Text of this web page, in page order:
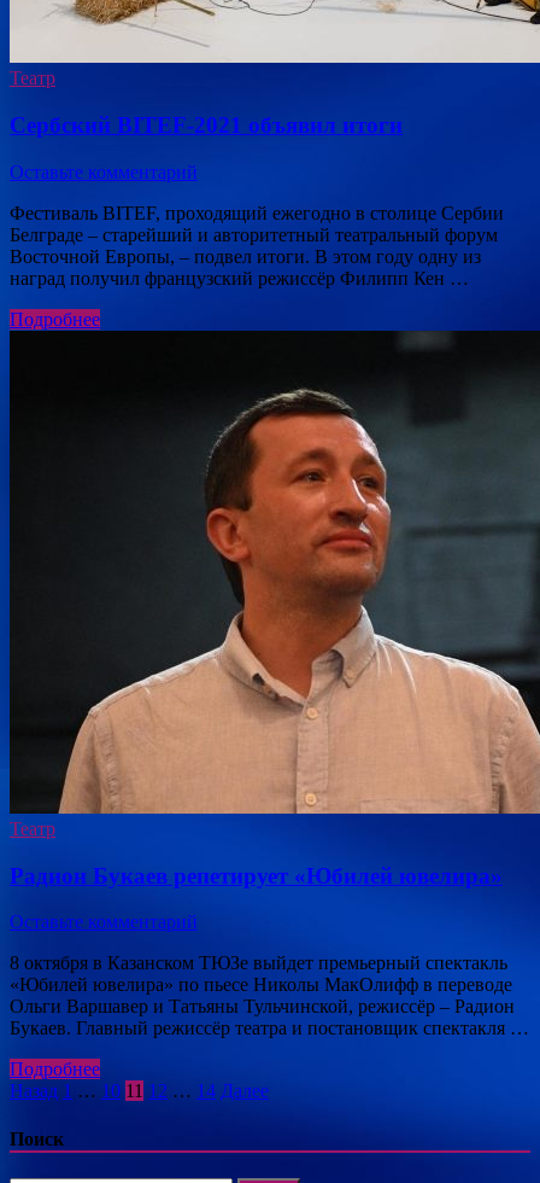
Театр
Сербский BITEF-2021 объявил итоги
Оставьте комментарий
Фестиваль BITEF, проходящий ежегодно в столице Сербии
Белграде – старейший и авторитетный театральный форум
Восточной Европы, – подвел итоги. В этом году одну из
наград получил французский режиссёр Филипп Кен …
Подробнее
Театр
Радион Букаев репетирует «Юбилей ювелира»
Оставьте комментарий
8 октября в Казанском ТЮЗе выйдет премьерный спектакль
«Юбилей ювелира» по пьесе Николы МакОлифф в переводе
Ольги Варшавер и Татьяны Тульчинской, режиссёр – Радион
Букаев. Главный режиссёр театра и постановщик спектакля …
Подробнее
Пагинация
записей
Назад 1 … 10 11 12 … 14 Далее
Поиск